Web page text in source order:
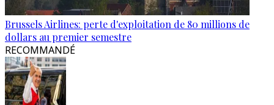
Brussels Airlines: perte d'exploitation de 80 millions de
dollars au premier semestre
RECOMMANDÉ